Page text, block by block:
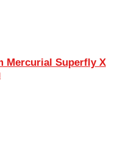
Mercurial Superfly X